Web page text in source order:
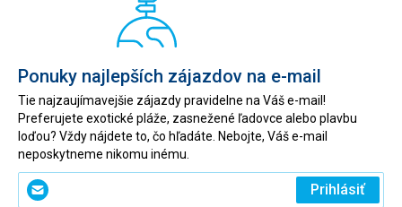
Ponuky najlepších zájazdov na e-mail
Tie najzaujímavejšie zájazdy pravidelne na Váš e-mail!
Preferujete exotické pláže, zasnežené ľadovce alebo plavbu
loďou? Vždy nájdete to, čo hľadáte. Nebojte, Váš e-mail
neposkytneme nikomu inému.
Zadajte
svoj
Prihlásiť